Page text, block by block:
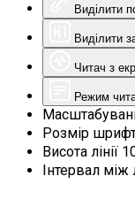
Виділити
Виділити
Читач з
Режим
Розмір
Висота лінії
Інтервал між